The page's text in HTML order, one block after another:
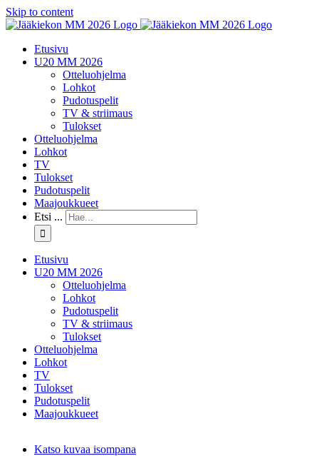
Skip to content
Etusivu
U20 MM 2026
Otteluohjelma
Lohkot
Pudotuspelit
TV & striimaus
Tulokset
Otteluohjelma
Lohkot
TV
Tulokset
Pudotuspelit
Maajoukkueet
Etsi ...
Etusivu
U20 MM 2026
Otteluohjelma
Lohkot
Pudotuspelit
TV & striimaus
Tulokset
Otteluohjelma
Lohkot
TV
Tulokset
Pudotuspelit
Maajoukkueet
Katso kuvaa isompana